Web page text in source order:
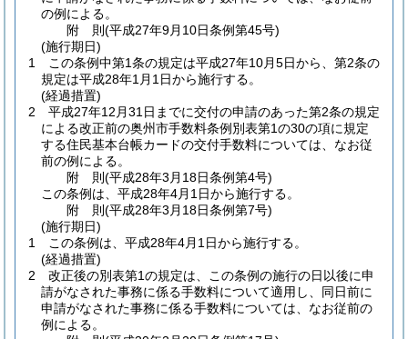
の例による。
附 則(平成27年9月10日条例第45号)
(施行期日)
1
この条例中第1条の規定は平成27年10月5日から、第2条の
規定は平成28年1月1日から施行する。
(経過措置)
2
平成27年12月31日までに交付の申請のあった第2条の規定
による改正前の奥州市手数料条例別表第1の30の項に規定
する住民基本台帳カードの交付手数料については、なお従
前の例による。
附 則(平成28年3月18日条例第4号)
この条例は、平成28年4月1日から施行する。
附 則(平成28年3月18日条例第7号)
(施行期日)
1
この条例は、平成28年4月1日から施行する。
(経過措置)
2
改正後の別表第1の規定は、この条例の施行の日以後に申
請がなされた事務に係る手数料について適用し、同日前に
申請がなされた事務に係る手数料については、なお従前の
例による。